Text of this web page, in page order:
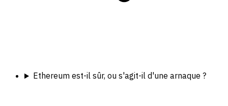
Ethereum est-il sûr, ou s'agit-il d'une arnaque ?